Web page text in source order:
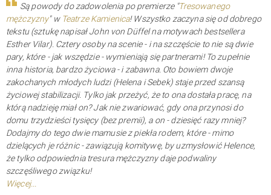
Są powody do zadowolenia po premierze "Tresowanego
mężczyzny" w Teatrze Kamienica! Wszystko zaczyna się od dobrego
tekstu (sztukę napisał John von Düffel na motywach bestsellera
Esther Vilar). Cztery osoby na scenie - i na szczęście to nie są dwie
pary, które - jak wszędzie - wymieniają się partnerami! To zupełnie
inna historia, bardzo życiowa - i zabawna. Oto bowiem dwoje
zakochanych młodych ludzi (Helena i Sebek) staje przed szansą
życiowej stabilizacji. Tylko jak przeżyć, że to ona dostała pracę, na
którą nadzieję miał on? Jak nie zwariować, gdy ona przynosi do
domu trzydzieści tysięcy (bez premii), a on - dziesięć razy mniej?
Dodajmy do tego dwie mamusie z piekła rodem, które - mimo
dzielących je różnic - zawiązują komitywę, by uzmysłowić Helence,
że tylko odpowiednia tresura mężczyzny daje podwaliny
szczęśliwego związku!
Więcej...